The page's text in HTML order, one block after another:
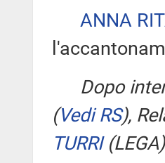
ANNA
Dopo
(Vedi RS),
TURRI